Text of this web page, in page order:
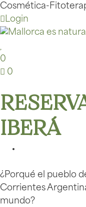
Cosmética-
Login
0
0
IBERÁ
¿Porqué el pueblo
Corrientes
mundo?